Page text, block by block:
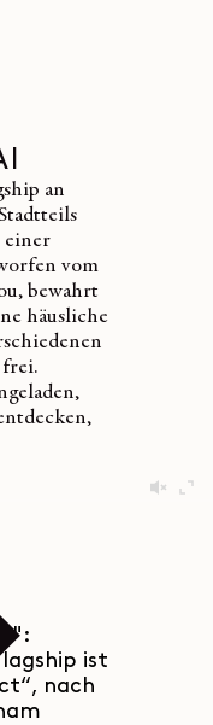
an
einer
vom
bewahrt
häusliche
ist
nach